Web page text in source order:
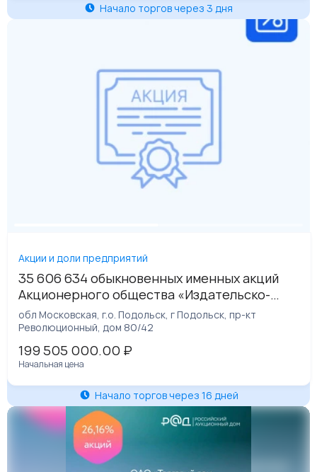
Начало торгов через 3 дня
Акции и доли предприятий
35 606 634 обыкновенных именных акций
Акционерного общества «Издательско-
полиграфический комплекс «Подольская
фабрика офсетной печати», что составляет
49% уставного капитала
обл Московская, г.о. Подольск, г Подольск, пр-кт
Революционный, дом 80/42
199 505 000.00 ₽
Начальная цена
Начало торгов через 16 дней